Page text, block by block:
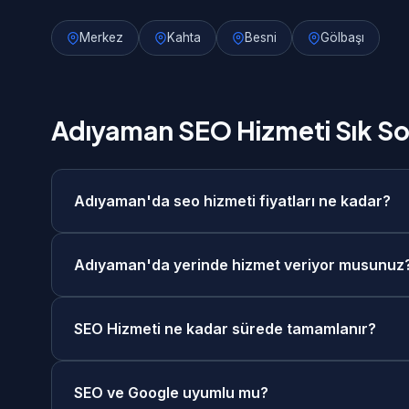
Merkez Kahta Besni Gölbaşı
Adıyaman SEO Hizmeti Sık
Adıyaman'da seo hizmeti fiyatları ne kadar?
ücretsiz keşif görüşmesi sonrasında size özel
Adıyaman'da yerinde hizmet veriyor
görüşme seçeneğimiz de mevcuttur.
SEO Hizmeti ne kadar sürede tamamlanır?
teslimat seçeneklerimiz de mevcuttur.
SEO ve Google uyumlu mu?